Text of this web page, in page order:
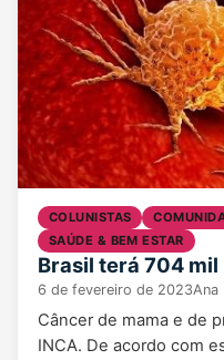
COLUNISTAS
SAÚDE & BEM ESTAR
Brasil terá 704
6 de fevereiro de 2023Ana
Câncer de mama e de
INCA. De acordo com